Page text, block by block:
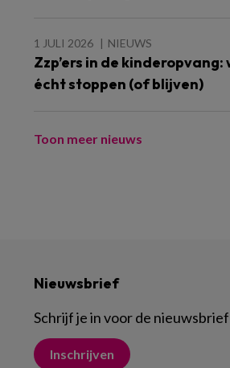
1 JULI 2026 NIEUWS
Zzp’ers in de kinderopvang:
écht stoppen (of blijven)
Toon meer nieuws
Nieuwsbrief
Schrijf je in voor de nieuwsbrief
Inschrijven